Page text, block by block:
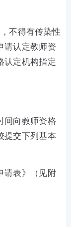
不得有传染性
请认定教师资
认定机构指定
间向教师资格
提交下列基本
请表》（见附